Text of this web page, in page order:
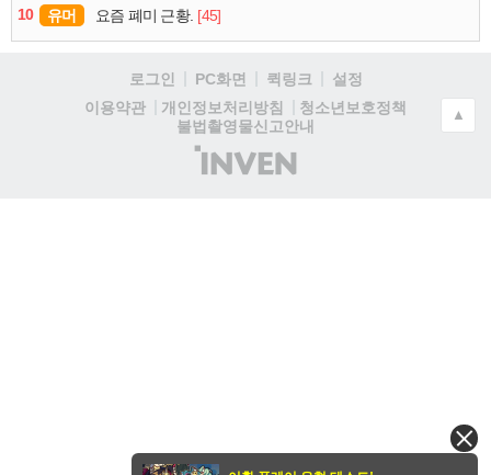
10
유머 요즘 폐미 근황. [45]
로그인 PC화면 퀵링크
설정
이용약관
개인정보처리방침
청소년보호정책
불법촬영물신고안내
(주)
인
▲